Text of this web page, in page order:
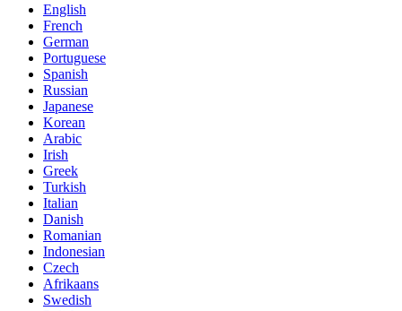
English
French
German
Portuguese
Spanish
Russian
Japanese
Korean
Arabic
Irish
Greek
Turkish
Italian
Danish
Romanian
Indonesian
Czech
Afrikaans
Swedish